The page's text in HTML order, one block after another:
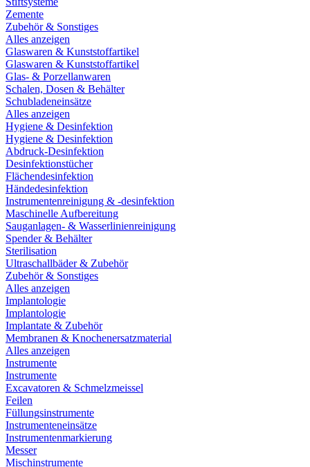
Zemente
Zubehör & Sonstiges
Alles anzeigen
Glaswaren & Kunststoffartikel
Glaswaren & Kunststoffartikel
Glas- & Porzellanwaren
Schalen, Dosen & Behälter
Schubladeneinsätze
Alles anzeigen
Hygiene & Desinfektion
Hygiene & Desinfektion
Abdruck-Desinfektion
Desinfektionstücher
Flächendesinfektion
Händedesinfektion
Instrumentenreinigung & -desinfektion
Maschinelle Aufbereitung
Sauganlagen- & Wasserlinienreinigung
Spender & Behälter
Sterilisation
Ultraschallbäder & Zubehör
Zubehör & Sonstiges
Alles anzeigen
Implantologie
Implantologie
Implantate & Zubehör
Membranen & Knochenersatzmaterial
Alles anzeigen
Instrumente
Instrumente
Excavatoren & Schmelzmeissel
Feilen
Füllungsinstrumente
Instrumenteneinsätze
Instrumentenmarkierung
Messer
Mischinstrumente